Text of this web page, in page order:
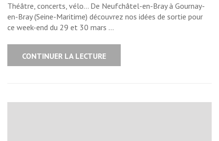
Théâtre, concerts, vélo… De Neufchâtel-en-Bray à Gournay-
en-Bray (Seine-Maritime) découvrez nos idées de sortie pour
ce week-end du 29 et 30 mars …
CONTINUER LA LECTURE